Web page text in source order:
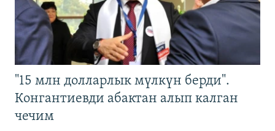
"15 млн долларлык мүлкүн берди".
Конгантиевди абактан алып калган
чечим